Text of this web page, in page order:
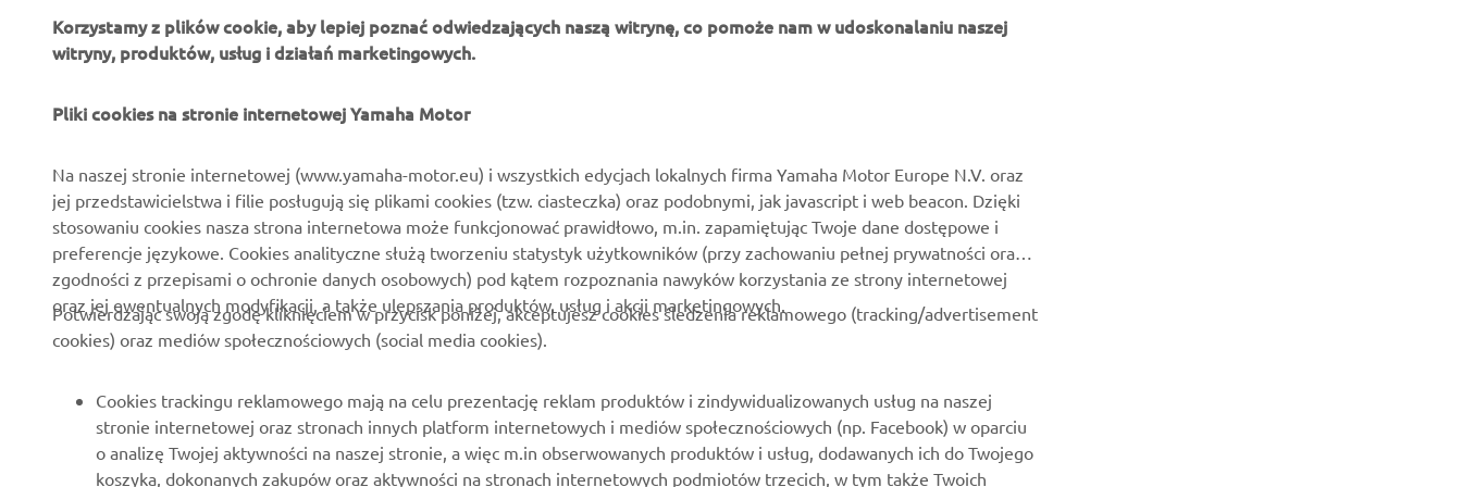
O FIRMIE
Aktualności
Polska strona prasowa
Broszury
Zostań dealerem
Zasady dotyczące praw
człowieka
DLA BIZNESU
Systemy Yamaha eBike
Służby mundurowe
funkcjonalne
Ratownictwo
Szkoły jazdy
Partnerstwa
Informacje techniczne dla
Yamaha Music
Yamaha Racing
Yamaha Motor Global
Aplikacje mobilne
Zarezerwuj konserwację
Kontakt
Mapa dealerów
Zarządzania zużytymi
wydarzeniach specjalnych, nowościach i nie tylko
przetwarzamy Twoje dane osobowe:
Korzystamy z plików cookie, aby lepiej poznać odwiedzających naszą witrynę, co pomoże nam w udoskonalaniu naszej
witryny, produktów, usług i działań marketingowych.
Pliki cookies na stronie internetowej Yamaha Motor
Na naszej stronie internetowej (www.yamaha-motor.eu) i wszystkich edycjach lokalnych firma Yamaha Motor Europe N.V. oraz
jej przedstawicielstwa i filie posługują się plikami cookies (tzw. ciasteczka) oraz podobnymi, jak javascript i web beacon. Dzięki
stosowaniu cookies nasza strona internetowa może funkcjonować prawidłowo, m.in. zapamiętując Twoje dane dostępowe i
preferencje językowe. Cookies analityczne służą tworzeniu statystyk użytkowników (przy zachowaniu pełnej prywatności oraz
zgodności z przepisami o ochronie danych osobowych) pod kątem rozpoznania nawyków korzystania ze strony internetowej
oraz jej ewentualnych modyfikacji, a także ulepszania produktów, usług i akcji marketingowych.
Potwierdzając swoją zgodę kliknięciem w przycisk poniżej, akceptujesz cookies śledzenia reklamowego (tracking/advertisement
cookies) oraz mediów społecznościowych (social media cookies).
Cookies trackingu reklamowego mają na celu prezentację reklam produktów i zindywidualizowanych usług na naszej
stronie internetowej oraz stronach innych platform internetowych i mediów społecznościowych (np. Facebook) w oparciu
o analizę Twojej aktywności na naszej stronie, a więc m.in obserwowanych produktów i usług, dodawanych ich do Twojego
koszyka, dokonanych zakupów oraz aktywności na stronach internetowych podmiotów trzecich, w tym także Twoich